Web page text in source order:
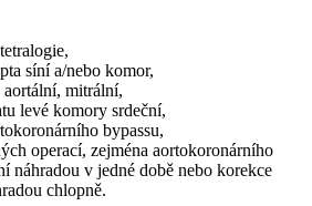
síní a/nebo komor,
mitrální,
levé komory srdeční,
bypassu,
operací, zejména aortokoronárního
náhradou v jedné době nebo korekce
chlopně.